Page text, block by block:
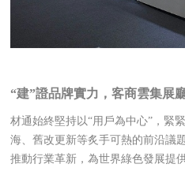
“建”證品牌實力，客商雲集展
材通始終堅持以“用戶為中心”，緊
海、舊改更新等炙手可熱的前沿議
推動行業革新，為世界綠色發展提